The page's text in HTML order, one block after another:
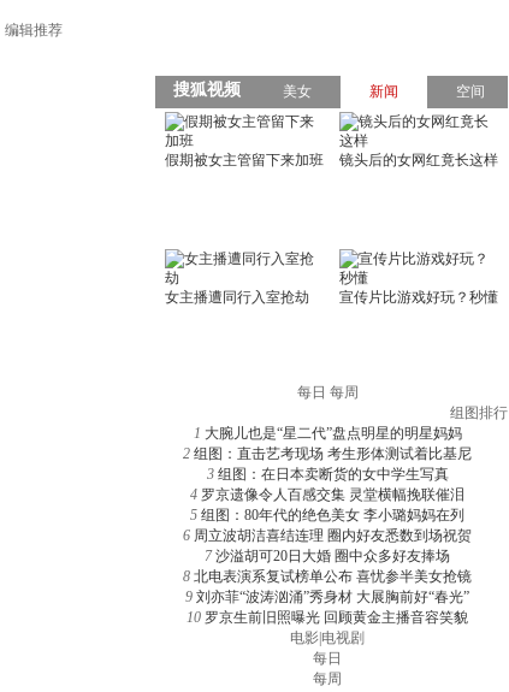
编辑推荐
每日 每周
组图排行
1 大腕儿也是“星二代”盘点明星的明星妈妈
2 组图：直击艺考现场 考生形体测试着比基尼
3 组图：在日本卖断货的女中学生写真
4 罗京遗像令人百感交集 灵堂横幅挽联催泪
5 组图：80年代的绝色美女 李小璐妈妈在列
6 周立波胡洁喜结连理 圈内好友悉数到场祝贺
7 沙溢胡可20日大婚 圈中众多好友捧场
8 北电表演系复试榜单公布 喜忧参半美女抢镜
9 刘亦菲“波涛汹涌”秀身材 大展胸前好“春光”
10 罗京生前旧照曝光 回顾黄金主播音容笑貌
电影 电视剧
每日
每周